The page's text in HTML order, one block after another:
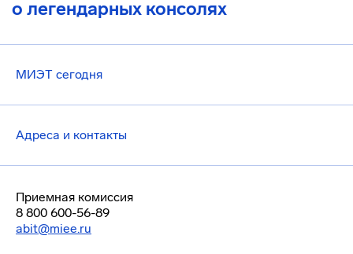
о легендарных консолях
МИЭТ сегодня
Адреса и контакты
Приемная комиссия
8 800 600-56-89
abit@miee.ru